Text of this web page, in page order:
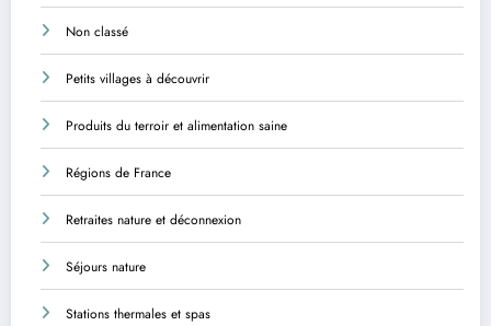
Non classé
Petits villages à découvrir
Produits du terroir et alimentation saine
Régions de France
Retraites nature et déconnexion
Séjours nature
Stations thermales et spas